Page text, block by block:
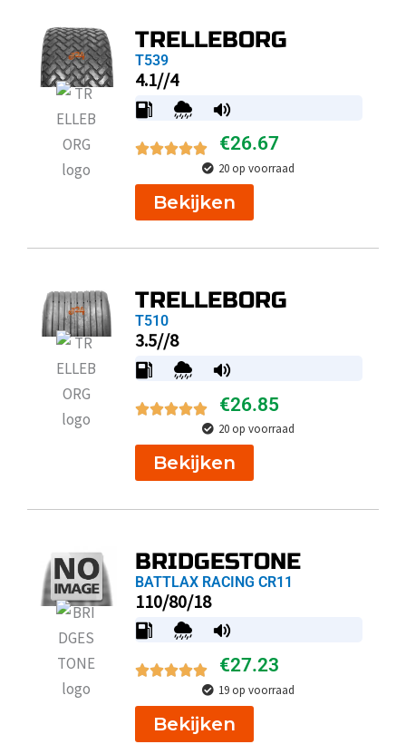
TRELLEBORG
T539
4.1//4
€26.67
20 op voorraad
Bekijken
TRELLEBORG
T510
3.5//8
€26.85
20 op voorraad
Bekijken
BRIDGESTONE
BATTLAX RACING CR11
110/80/18
€27.23
19 op voorraad
Bekijken